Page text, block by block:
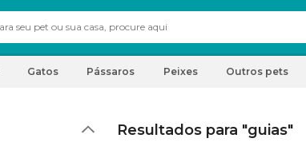
Gatos Pássaros Peixes Outros pets
Resultados para "guias"